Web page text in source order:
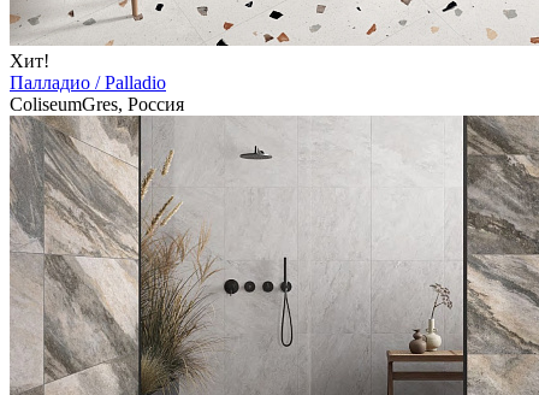
Хит!
Палладио / Palladio
ColiseumGres, Россия